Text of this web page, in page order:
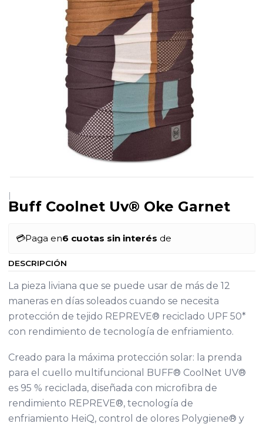
|
Buff Coolnet Uv® Oke Garnet
💳Paga en6 cuotas sin interés de
DESCRIPCIÓN
La pieza liviana que se puede usar de más de 12
maneras en días soleados cuando se necesita
protección de tejido REPREVE® reciclado UPF 50*
con rendimiento de tecnología de enfriamiento.
Creado para la máxima protección solar: la prenda
para el cuello multifuncional BUFF® CoolNet UV®
es 95 % reciclada, diseñada con microfibra de
rendimiento REPREVE®, tecnología de
enfriamiento HeiQ, control de olores Polygiene® y